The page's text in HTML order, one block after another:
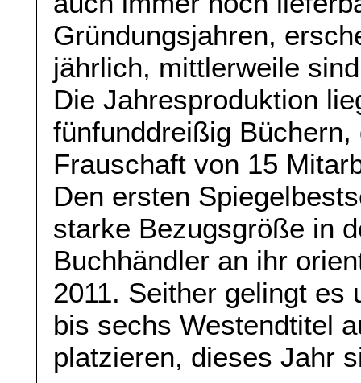
Gründungsjahren,
jährlich, mittlerweile
Die Jahresproduktion
fünfunddreißig
Frauschaft von 15
Den ersten
starke Bezugsgröße in
Buchhändler an ihr
2011. Seither gelingt es
bis sechs Westendtitel
platzieren, dieses Jahr